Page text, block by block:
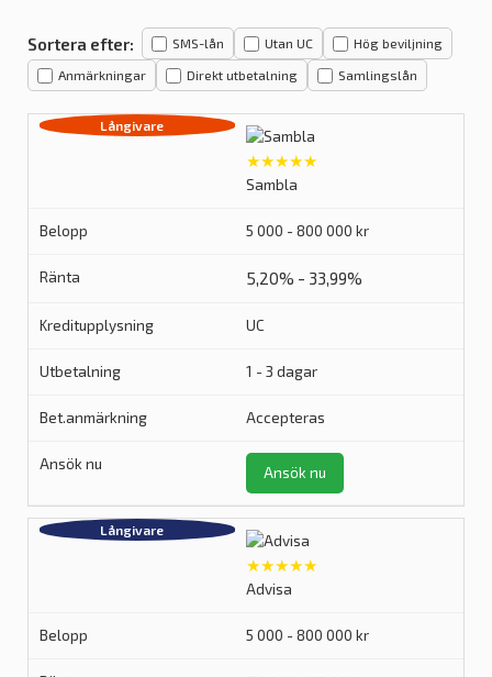
Sortera efter: SMS-lån Utan UC Hög beviljning
Anmärkningar Direkt utbetalning Samlingslån
★★★★★
Sambla
5 000 - 800 000 kr
5,20% - 33,99%
UC
1 - 3 dagar
Accepteras
Ansök nu
★★★★★
Advisa
5 000 - 800 000 kr